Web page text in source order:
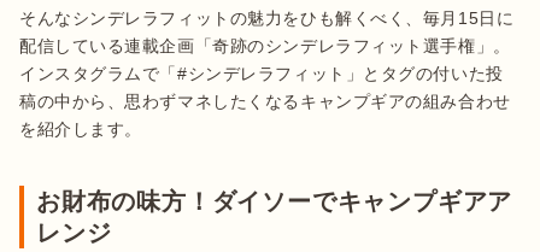
そんなシンデレラフィットの魅力をひも解くべく、毎月15日に
配信している連載企画「奇跡のシンデレラフィット選手権」。
インスタグラムで「#シンデレラフィット」とタグの付いた投
稿の中から、思わずマネしたくなるキャンプギアの組み合わせ
を紹介します。
お財布の味方！ダイソーでキャンプギアア
レンジ